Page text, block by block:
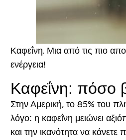
Καφεΐνη. Μια από τις πιο
ενέργεια!
Καφεΐνη: πόσο
Στην Αμερική, το 85% του
λόγο: η καφεΐνη μειώνει
και την ικανότητα να κάνετε